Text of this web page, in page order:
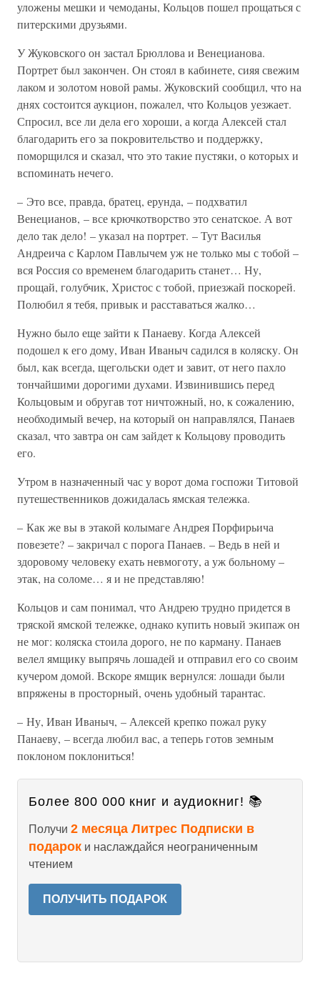
уложены мешки и чемоданы, Кольцов пошел прощаться с
питерскими друзьями.
У Жуковского он застал Брюллова и Венецианова.
Портрет был закончен. Он стоял в кабинете, сияя свежим
лаком и золотом новой рамы. Жуковский сообщил, что на
днях состоится аукцион, пожалел, что Кольцов уезжает.
Спросил, все ли дела его хороши, а когда Алексей стал
благодарить его за покровительство и поддержку,
поморщился и сказал, что это такие пустяки, о которых и
вспоминать нечего.
– Это все, правда, братец, ерунда, – подхватил
Венецианов, – все крючкотворство это сенатское. А вот
дело так дело! – указал на портрет. – Тут Василья
Андреича с Карлом Павлычем уж не только мы с тобой –
вся Россия со временем благодарить станет… Ну,
прощай, голубчик, Христос с тобой, приезжай поскорей.
Полюбил я тебя, привык и расставаться жалко…
Нужно было еще зайти к Панаеву. Когда Алексей
подошел к его дому, Иван Иваныч садился в коляску. Он
был, как всегда, щегольски одет и завит, от него пахло
тончайшими дорогими духами. Извинившись перед
Кольцовым и обругав тот ничтожный, но, к сожалению,
необходимый вечер, на который он направлялся, Панаев
сказал, что завтра он сам зайдет к Кольцову проводить
его.
Утром в назначенный час у ворот дома госпожи Титовой
путешественников дожидалась ямская тележка.
– Как же вы в этакой колымаге Андрея Порфирьича
повезете? – закричал с порога Панаев. – Ведь в ней и
здоровому человеку ехать невмоготу, а уж больному –
этак, на соломе… я и не представляю!
Кольцов и сам понимал, что Андрею трудно придется в
тряской ямской тележке, однако купить новый экипаж он
не мог: коляска стоила дорого, не по карману. Панаев
велел ямщику выпрячь лошадей и отправил его со своим
кучером домой. Вскоре ямщик вернулся: лошади были
впряжены в просторный, очень удобный тарантас.
– Ну, Иван Иваныч, – Алексей крепко пожал руку
Панаеву, – всегда любил вас, а теперь готов земным
поклоном поклониться!
Более 800 000 книг и аудиокниг! 📚
Получи 2 месяца Литрес Подписки в
подарок и наслаждайся неограниченным
чтением
ПОЛУЧИТЬ ПОДАРОК